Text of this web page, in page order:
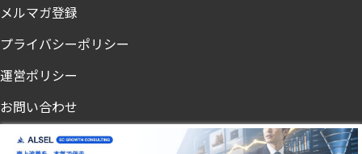
メルマガ登録
プライバシーポリシー
運営ポリシー
お問い合わせ
ノンアル・節酒メディア「飲まないチカラ」